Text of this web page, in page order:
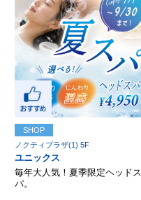
SHOP
ノクティプラザ(1) 5F
ユニックス
毎年大人気！夏季限定ヘッドス
パ。